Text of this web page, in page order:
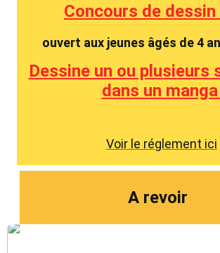
Concours de
ouvert aux jeunes âgés de 4
Dessine un ou plusieurs
dans un manga
Voir le réglement ici
A revoir